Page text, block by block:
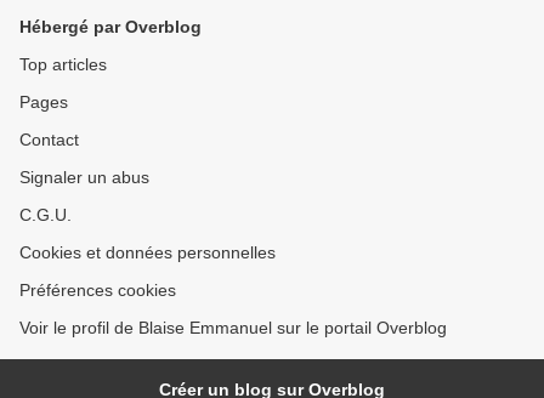
Hébergé par Overblog
Top articles
Pages
Contact
Signaler un abus
C.G.U.
Cookies et données personnelles
Préférences cookies
Voir le profil de Blaise Emmanuel sur le portail Overblog
Créer un blog sur Overblog